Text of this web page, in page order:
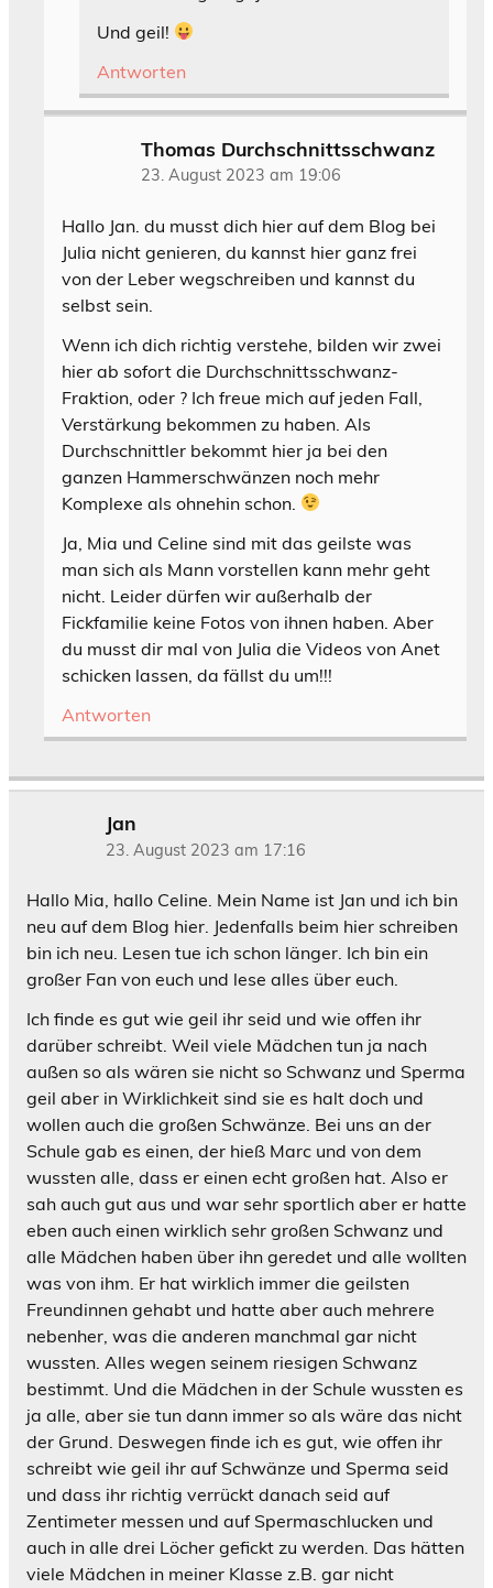
Und geil!
Antworten
Thomas Durchschnittsschwanz
23. August 2023 am 19:06
Hallo Jan. du musst dich hier auf dem Blog bei
Julia nicht genieren, du kannst hier ganz frei
von der Leber wegschreiben und kannst du
selbst sein.
Wenn ich dich richtig verstehe, bilden wir zwei
hier ab sofort die Durchschnittsschwanz-
Fraktion, oder ? Ich freue mich auf jeden Fall,
Verstärkung bekommen zu haben. Als
Durchschnittler bekommt hier ja bei den
ganzen Hammerschwänzen noch mehr
Komplexe als ohnehin schon.
Ja, Mia und Celine sind mit das geilste was
man sich als Mann vorstellen kann mehr geht
nicht. Leider dürfen wir außerhalb der
Fickfamilie keine Fotos von ihnen haben. Aber
du musst dir mal von Julia die Videos von Anet
schicken lassen, da fällst du um!!!
Antworten
Jan
23. August 2023 am 17:16
Hallo Mia, hallo Celine. Mein Name ist Jan und ich bin
neu auf dem Blog hier. Jedenfalls beim hier schreiben
bin ich neu. Lesen tue ich schon länger. Ich bin ein
großer Fan von euch und lese alles über euch.
Ich finde es gut wie geil ihr seid und wie offen ihr
darüber schreibt. Weil viele Mädchen tun ja nach
außen so als wären sie nicht so Schwanz und Sperma
geil aber in Wirklichkeit sind sie es halt doch und
wollen auch die großen Schwänze. Bei uns an der
Schule gab es einen, der hieß Marc und von dem
wussten alle, dass er einen echt großen hat. Also er
sah auch gut aus und war sehr sportlich aber er hatte
eben auch einen wirklich sehr großen Schwanz und
alle Mädchen haben über ihn geredet und alle wollten
was von ihm. Er hat wirklich immer die geilsten
Freundinnen gehabt und hatte aber auch mehrere
nebenher, was die anderen manchmal gar nicht
wussten. Alles wegen seinem riesigen Schwanz
bestimmt. Und die Mädchen in der Schule wussten es
ja alle, aber sie tun dann immer so als wäre das nicht
der Grund. Deswegen finde ich es gut, wie offen ihr
schreibt wie geil ihr auf Schwänze und Sperma seid
und dass ihr richtig verrückt danach seid auf
Zentimeter messen und auf Spermaschlucken und
auch in alle drei Löcher gefickt zu werden. Das hätten
viele Mädchen in meiner Klasse z.B. gar nicht